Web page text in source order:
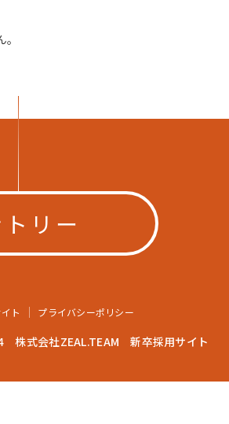
リー
ト プライバシーポリシー
式会社ZEAL.TEAM 新卒採用サイト